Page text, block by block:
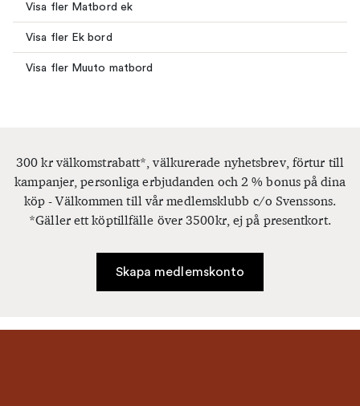
Visa fler Matbord ek
Visa fler Ek bord
Visa fler Muuto matbord
300 kr välkomstrabatt*, välkurerade nyhetsbrev, förtur till
kampanjer, personliga erbjudanden och 2 % bonus på dina
köp - Välkommen till vår medlemsklubb c/o Svenssons.
*Gäller ett köptillfälle över 3500kr, ej på presentkort.
Skapa medlemskonto